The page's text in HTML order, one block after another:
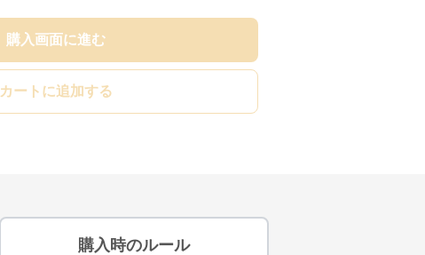
購入画面に進む
カートに追加する
購入時のルール